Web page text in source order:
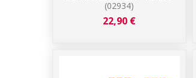
(02934)
22,90 €